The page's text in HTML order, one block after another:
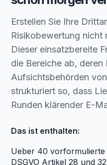
Erstellen Sie Ihre
Risikobewertung nicht
Dieser einsatzbereite
die Bereiche ab, deren
Aufsichtsbehörden
strukturiert so, dass
Runden klärender E-
Das ist enthalten:
Ueber 40
DSGVO Artikel 28 und